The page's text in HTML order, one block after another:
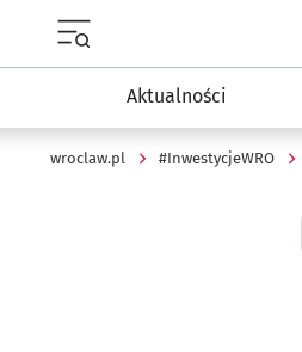
Aktualności
wroclaw.pl #InwestycjeWRO